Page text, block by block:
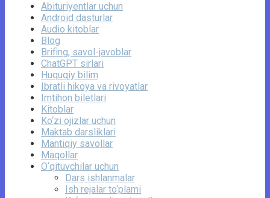
Abituriyentlar uchun
Android dasturlar
Audio kitoblar
Blog
Brifing, savol-javoblar
ChatGPT sirlari
Huquqiy bilim
Ibratli hikoya va rivoyatlar
Imtihon biletlari
Kitoblar
Ko‘zi ojizlar uchun
Maktab darsliklari
Mantiqiy savollar
Maqollar
O‘qituvchilar uchun
Dars ishlanmalar
Ish rejalar to‘plami